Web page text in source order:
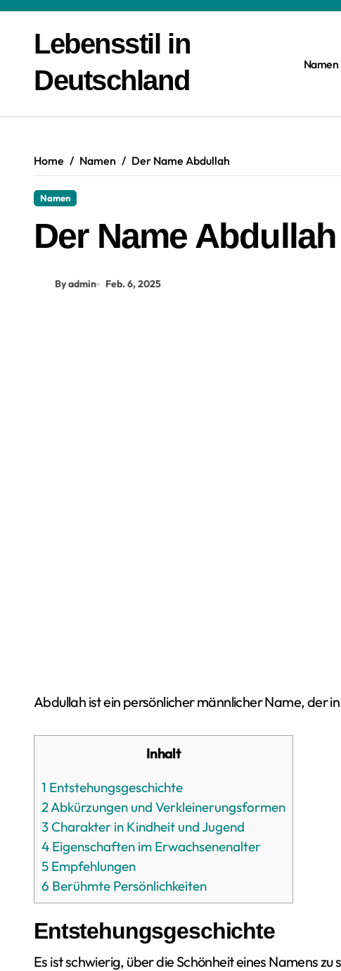
springenLebensstil in
Deutschland
Namen
Home Namen Der Name Abdullah
Namen
Der Name Abdullah
By admin Feb. 6, 2025
Abdullah ist ein persönlicher männlicher Name, der
Inhalt
1 Entstehungsgeschichte
2Abkürzungen und Verkleinerungsformen
3 Charakter in Kindheit und Jugend
4 Eigenschaften im Erwachsenenalter
5 Empfehlungen
6 Berühmte Persönlichkeiten
Entstehungsgeschichte
Es ist schwierig, über die Schönheit eines Namens